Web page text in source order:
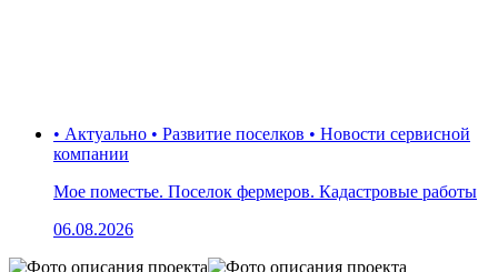
• Актуально • Развитие поселков • Новости сервисной
компании
Мое поместье. Поселок фермеров. Кадастровые работы
06.08.2026